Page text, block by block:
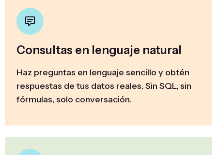
Consultas en lenguaje natural
Haz preguntas en lenguaje sencillo y obtén
respuestas de tus datos reales. Sin SQL, sin
fórmulas, solo conversación.